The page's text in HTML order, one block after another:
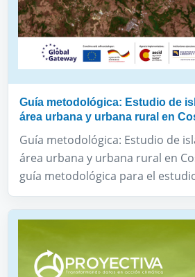
Guía metodológica: Estudio de
área urbana y urbana rural en
Guía metodológica: Estudio de
área urbana y urbana rural en
guía metodológica para el